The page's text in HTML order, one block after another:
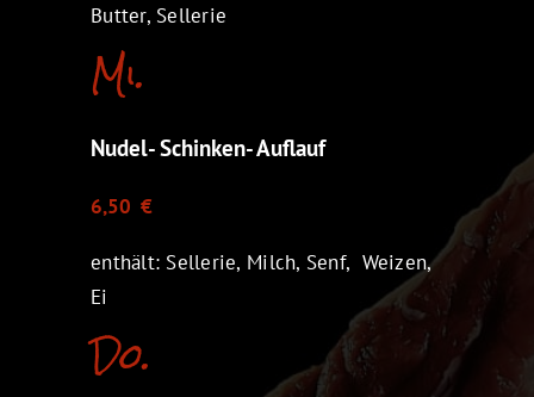
Butter, Sellerie
Mi.
Nudel- Schinken- Auflauf
6,50 €
enthält: Sellerie, Milch, Senf, Weizen,
Ei
Do.